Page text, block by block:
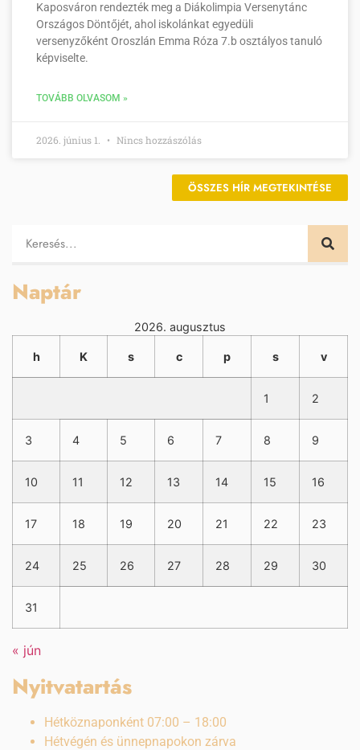
Kaposváron rendezték meg a Diákolimpia Versenytánc
Országos Döntőjét, ahol iskolánkat egyedüli
versenyzőként Oroszlán Emma Róza 7.b osztályos tanuló
képviselte.
TOVÁBB OLVASOM »
2026. június 1. Nincs hozzászólás
ÖSSZES HÍR MEGTEKINTÉSE
Naptár
2026. augusztus
h K s c p s v
1 2
3 4 5 6 7 8 9
10 11 12 13 14 15 16
17 18 19 20 21 22 23
24 25 26 27 28 29 30
31
« jún
Nyitvatartás
Hétköznaponként 07:00 – 18:00
Hétvégén és ünnepnapokon zárva